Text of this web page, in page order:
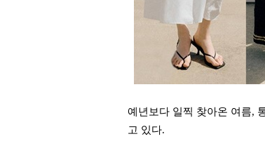
예년보다 일찍 찾아온 여름,
고 있다.